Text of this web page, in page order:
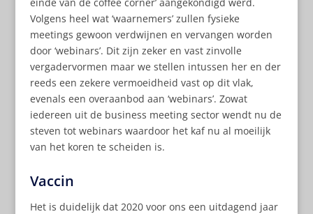
Volgens heel wat ‘waarnemers’ zullen fysieke
meetings gewoon verdwijnen en vervangen worden
door ‘webinars’. Dit zijn zeker en vast zinvolle
vergadervormen maar we stellen intussen her en der
reeds een zekere vermoeidheid vast op dit vlak,
evenals een overaanbod aan ‘webinars’. Zowat
iedereen uit de business meeting sector wendt nu de
steven tot webinars waardoor het kaf nu al moeilijk
van het koren te scheiden is.
Vaccin
Het is duidelijk dat 2020 voor ons een uitdagend jaar